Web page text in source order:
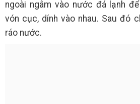
ngoài ngâm vào nước đá lạnh
vón cục, dính vào nhau. Sau đó
ráo nước.